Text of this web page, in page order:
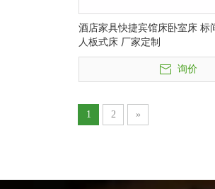
酒店家具快捷宾馆床卧室床 标
人板式床 厂家定制
询价
1 2 »